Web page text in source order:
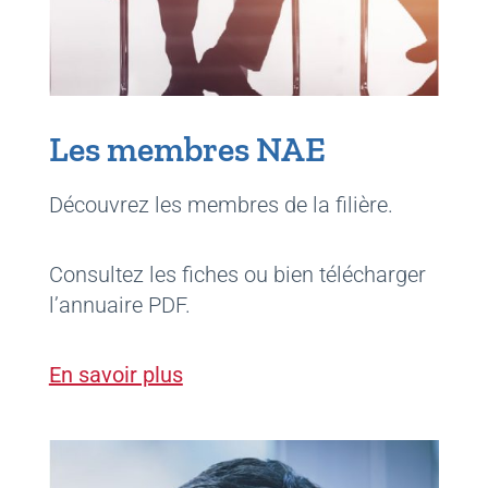
Les membres NAE
Découvrez les membres de la filière.
Consultez les fiches ou bien télécharger
l’annuaire PDF.
En savoir plus